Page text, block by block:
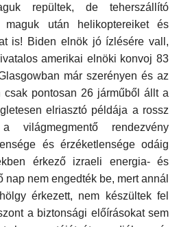
repültek, de teherszállító
maguk után helikoptereiket és
is! Biden elnök jó ízlésére vall,
amerikai elnöki konvoj 83
már szerényen és az
csak pontosan 26 járműből állt a
elriasztó példája a rossz
világmegmentő rendezvény
és érzéketlensége odáig
érkező izraeli energia- és
nem engedték be, mert annál
érkezett, nem készültek fel
a biztonsági előírásokat sem